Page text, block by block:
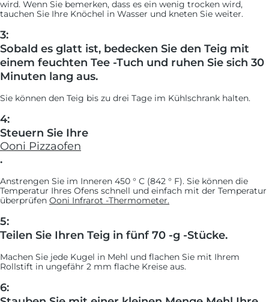
wird. Wenn Sie bemerken, dass es ein wenig trocken wird,
tauchen Sie Ihre Knöchel in Wasser und kneten Sie weiter.
3:
Sobald es glatt ist, bedecken Sie den Teig mit
einem feuchten Tee -Tuch und ruhen Sie sich 30
Minuten lang aus.
Sie können den Teig bis zu drei Tage im Kühlschrank halten.
4:
Steuern Sie Ihre
Ooni Pizzaofen
.
Anstrengen Sie im Inneren 450 ° C (842 ° F). Sie können die
Temperatur Ihres Ofens schnell und einfach mit der Temperatur
überprüfen Ooni Infrarot -Thermometer.
5:
Teilen Sie Ihren Teig in fünf 70 -g -Stücke.
Machen Sie jede Kugel in Mehl und flachen Sie mit Ihrem
Rollstift in ungefähr 2 mm flache Kreise aus.
6: